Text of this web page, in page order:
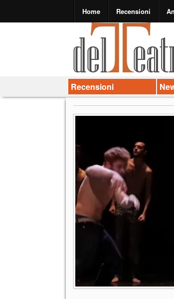
Home Recensioni
Recensioni